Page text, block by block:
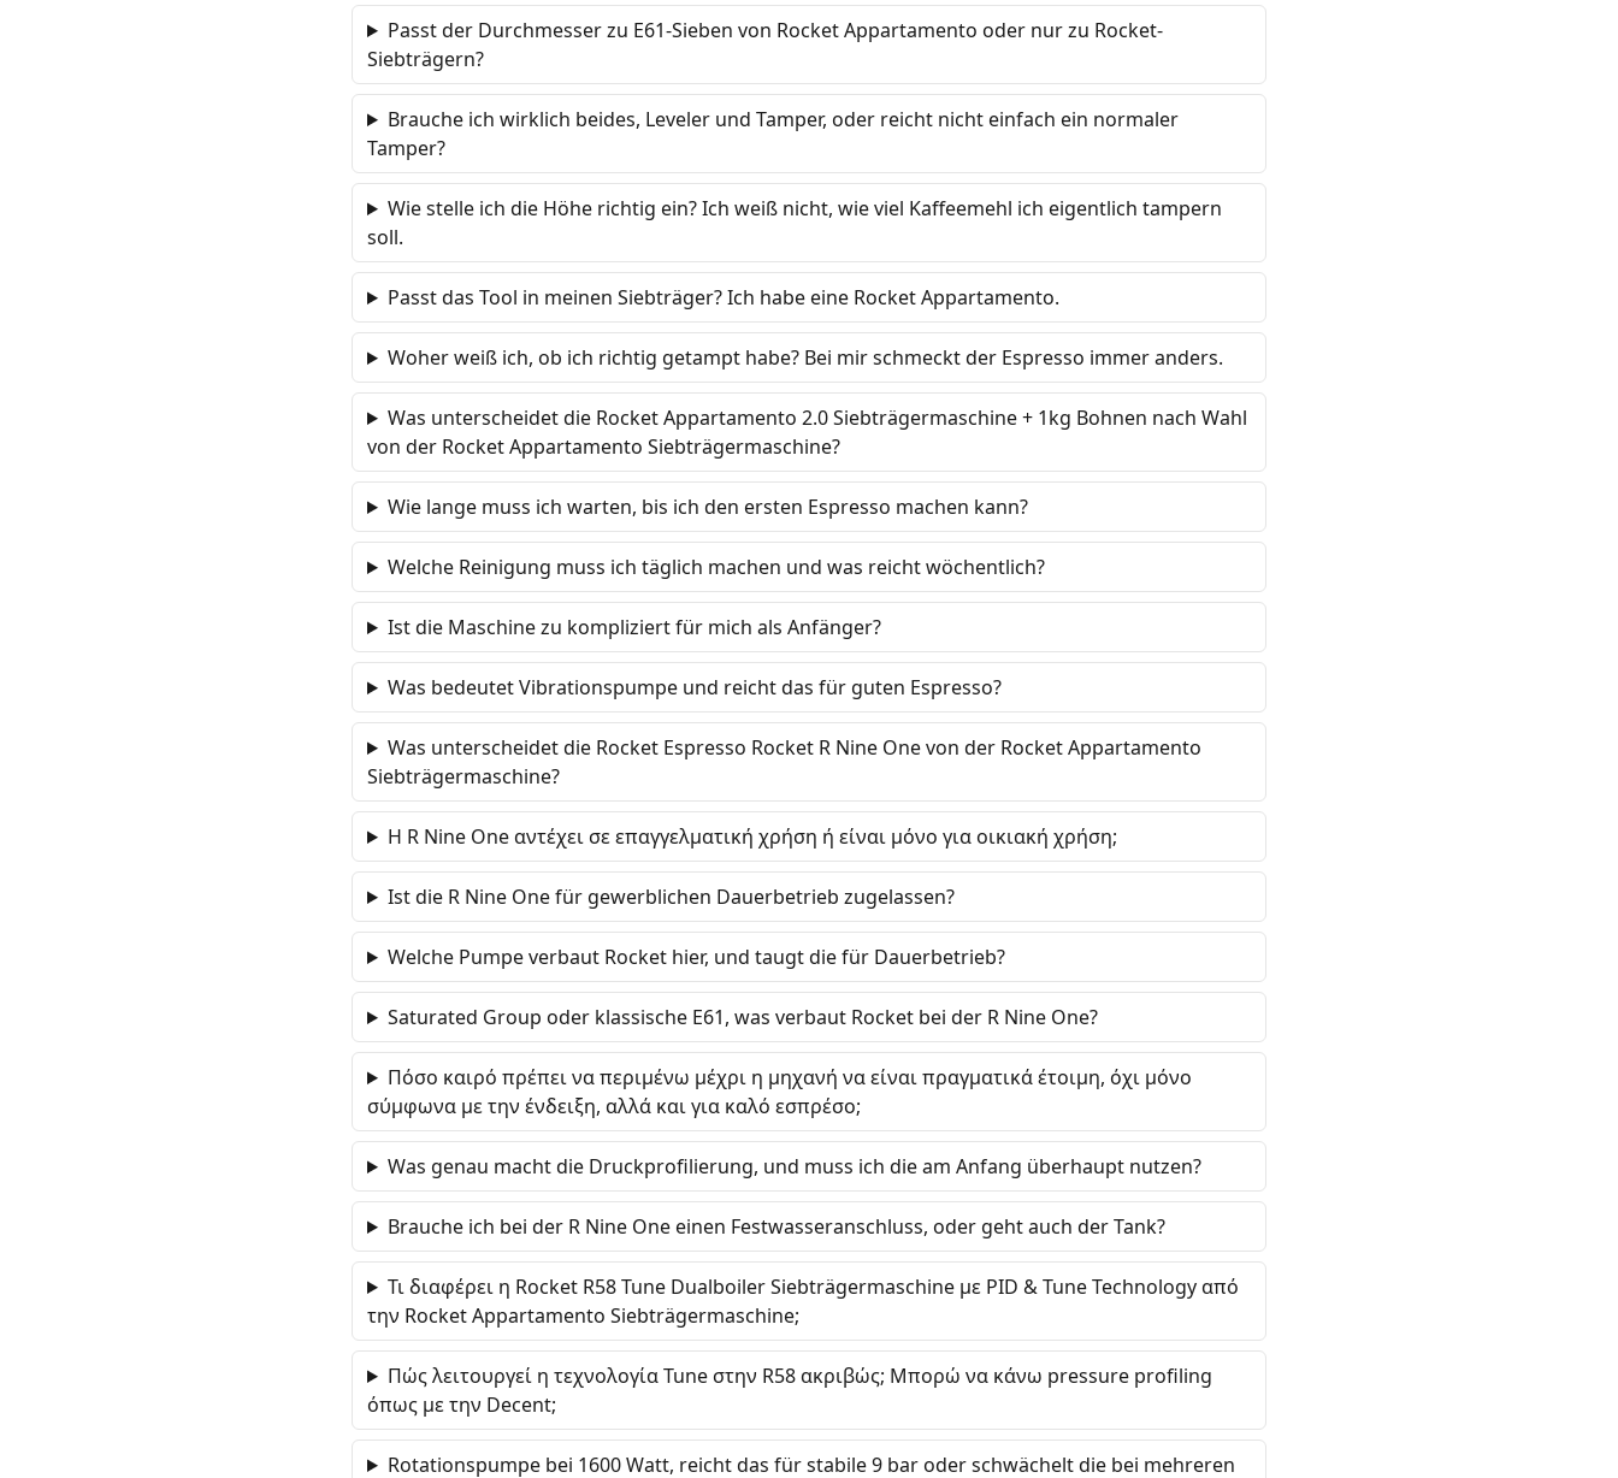
Passt der Durchmesser zu E61-Sieben von Rocket Appartamento oder nur zu Rocket-
Siebträgern?
Brauche ich wirklich beides, Leveler und Tamper, oder reicht nicht einfach ein normaler
Tamper?
Wie stelle ich die Höhe richtig ein? Ich weiß nicht, wie viel Kaffeemehl ich eigentlich tampern
soll.
Passt das Tool in meinen Siebträger? Ich habe eine Rocket Appartamento.
Woher weiß ich, ob ich richtig getampt habe? Bei mir schmeckt der Espresso immer anders.
Was unterscheidet die Rocket Appartamento 2.0 Siebträgermaschine + 1kg Bohnen nach Wahl
von der Rocket Appartamento Siebträgermaschine?
Wie lange muss ich warten, bis ich den ersten Espresso machen kann?
Welche Reinigung muss ich täglich machen und was reicht wöchentlich?
Ist die Maschine zu kompliziert für mich als Anfänger?
Was bedeutet Vibrationspumpe und reicht das für guten Espresso?
Was unterscheidet die Rocket Espresso Rocket R Nine One von der Rocket Appartamento
Siebträgermaschine?
Η R Nine One αντέχει σε επαγγελματική χρήση ή είναι μόνο για οικιακή χρήση;
Ist die R Nine One für gewerblichen Dauerbetrieb zugelassen?
Welche Pumpe verbaut Rocket hier, und taugt die für Dauerbetrieb?
Saturated Group oder klassische E61, was verbaut Rocket bei der R Nine One?
Πόσο καιρό πρέπει να περιμένω μέχρι η μηχανή να είναι πραγματικά έτοιμη, όχι μόνο
σύμφωνα με την ένδειξη, αλλά και για καλό εσπρέσο;
Was genau macht die Druckprofilierung, und muss ich die am Anfang überhaupt nutzen?
Brauche ich bei der R Nine One einen Festwasseranschluss, oder geht auch der Tank?
Τι διαφέρει η Rocket R58 Tune Dualboiler Siebträgermaschine με PID & Tune Technology από
την Rocket Appartamento Siebträgermaschine;
Πώς λειτουργεί η τεχνολογία Tune στην R58 ακριβώς; Μπορώ να κάνω pressure profiling
όπως με την Decent;
Rotationspumpe bei 1600 Watt, reicht das für stabile 9 bar oder schwächelt die bei mehreren